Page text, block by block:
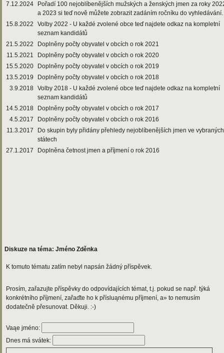
7.12.2024
Pořadí 100 nejoblíbenějších mužských a ženských jmen za roky
a 2023 si teď nově můžete zobrazit zadáním ročníku do vyhledávání.
15.8.2022
Volby 2022 - U každé zvolené obce teď najdete odkaz na kompletní
seznam kandidátů
21.5.2022
Doplněny počty obyvatel v obcích o rok 2021
11.5.2021
Doplněny počty obyvatel v obcích o rok 2020
15.5.2020
Doplněny počty obyvatel v obcích o rok 2019
13.5.2019
Doplněny počty obyvatel v obcích o rok 2018
3.9.2018 Volby 2018 - U každé zvolené obce teď najdete odkaz na kompletní
seznam kandidátů
14.5.2018
Doplněny počty obyvatel v obcích o rok 2017
4.5.2017
Doplněny počty obyvatel v obcích o rok 2016
11.3.2017
Do skupin byly přidány přehledy nejoblíbenějších jmen ve vybraných
státech
27.1.2017
Doplněna četnost jmen a příjmení o rok 2016
Diskuze na téma: Jméno Zděnka
K tomuto tématu zatím nebyl napsán žádný příspěvek.
Prosím, zařazujte příspěvky do odpovídajících témat, t.j. pokud se např. týká
konkrétního příjmení, zařaďte ho k přísluąnému příjmení, a» to nemusím
dodatečně přesunovat. Děkuji. :-)
Vaąe jméno:
Dnes má svátek: